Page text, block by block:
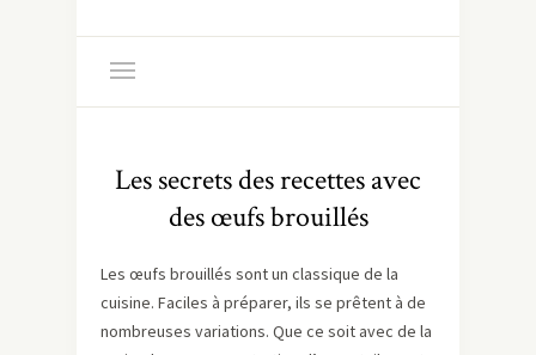
Les secrets des recettes avec
des œufs brouillés
Les œufs brouillés sont un classique de la
cuisine. Faciles à préparer, ils se prêtent à de
nombreuses variations. Que ce soit avec de la